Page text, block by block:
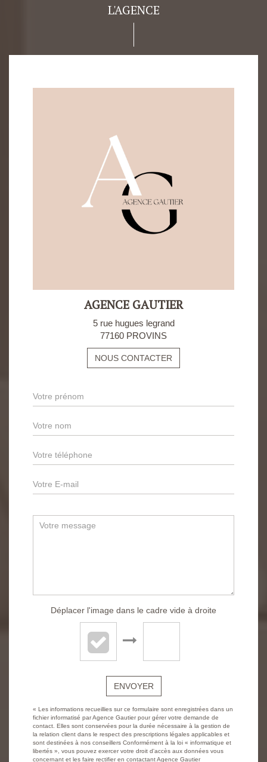
L'AGENCE
AGENCE GAUTIER
5 rue hugues legrand
77160 PROVINS
NOUS CONTACTER
Déplacer l'image dans le cadre vide à droite
ENVOYER
« Les informations recueillies sur ce formulaire sont enregistrées dans un
fichier informatisé par Agence Gautier pour gérer votre demande de
contact. Elles sont conservées pour la durée nécessaire à la gestion de
la relation client dans le respect des prescriptions légales applicables et
sont destinées à nos conseillers Conformément à la loi « informatique et
libertés », vous pouvez exercer votre droit d'accès aux données vous
concernant et les faire rectifier en contactant Agence Gautier